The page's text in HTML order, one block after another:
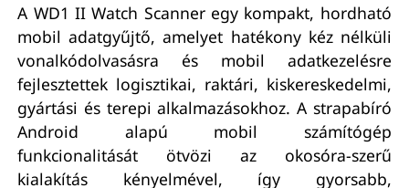
A WD1 II Watch Scanner egy kompakt, hordható
mobil adatgyűjtő, amelyet hatékony kéz nélküli
vonalkódolvasásra és mobil adatkezelésre
fejlesztettek logisztikai, raktári, kiskereskedelmi,
gyártási és terepi alkalmazásokhoz. A strapabíró
Android alapú mobil számítógép
funkcionalitását ötvözi az okosóra-szerű
kialakítás kényelmével, így gyorsabb,